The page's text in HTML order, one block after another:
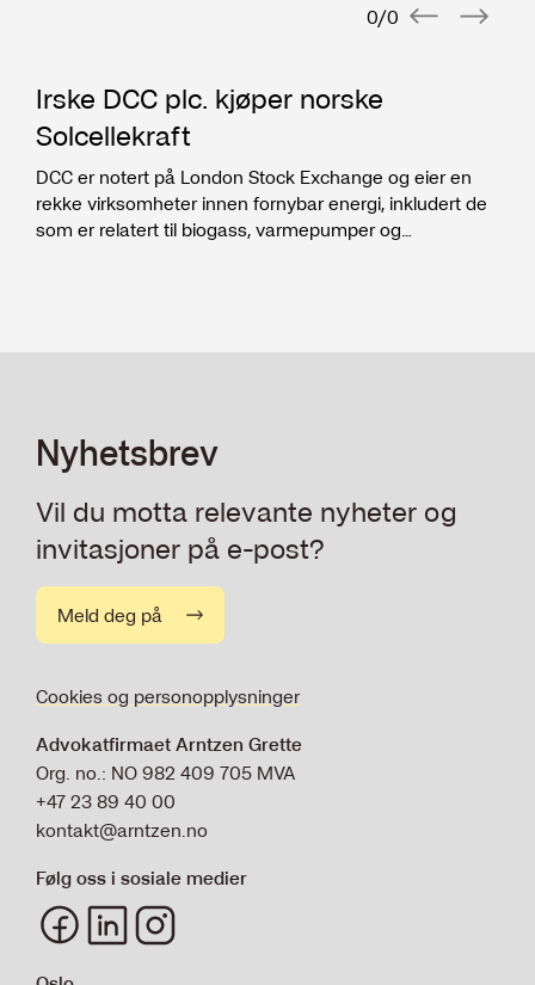
2017 - 2021
BDO Advokater AS
Advokatfullmektig, Associate / Senior
Associate / Manager
2012 - 2017
Universitetet i Bergen
2011 - 2012
Universitetet i Oslo
Europastudier, EU som politisk system
0/0
Irske DCC plc. kjøper norske
Solcellekraft
DCC er notert på London Stock Exchange og eier en
rekke virksomheter innen fornybar energi, inkludert de
som er relatert til biogass, varmepumper og
Nyhetsbrev
Vil du motta relevante nyheter og
invitasjoner på e-post?
Meld deg på
Cookies og personopplysninger
Advokatfirmaet Arntzen Grette
Org. no.: NO 982 409 705 MVA
+47 23 89 40 00
kontakt@arntzen.no
Følg oss i sosiale medier